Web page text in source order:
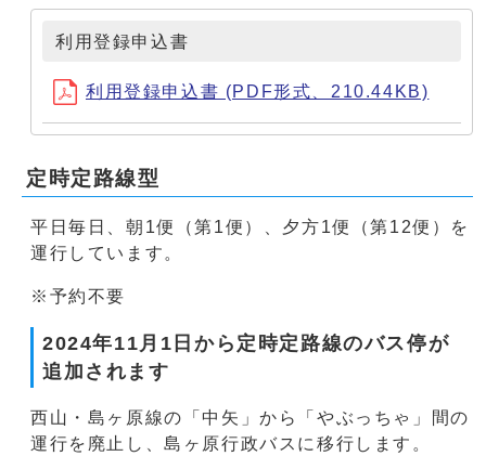
利用登録申込書
利用登録申込書 (PDF形式、210.44KB)
定時定路線型
平日毎日、朝1便（第1便）、夕方1便（第12便）を
運行しています。
※予約不要
2024年11月1日から定時定路線のバス停が
追加されます
西山・島ヶ原線の「中矢」から「やぶっちゃ」間の
運行を廃止し、島ヶ原行政バスに移行します。